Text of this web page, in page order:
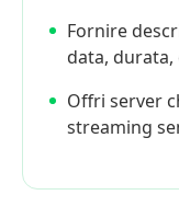
Fornire
data, durata,
Offri server
streaming